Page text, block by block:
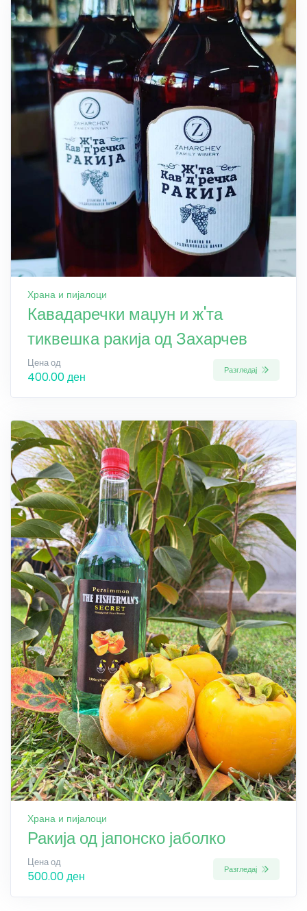
Храна и пијалоци
Кавадаречки маџун и ж'та
тиквешка ракија од Захарчев
Цена од
400.00 ден Разгледај
Храна и пијалоци
Ракија од јапонско јаболко
Цена од
500.00 ден Разгледај